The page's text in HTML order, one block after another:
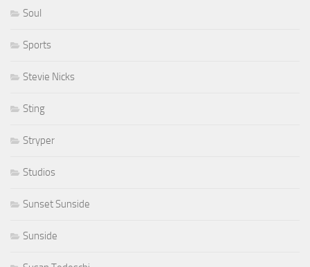
Soul
Sports
Stevie Nicks
Sting
Stryper
Studios
Sunset Sunside
Sunside